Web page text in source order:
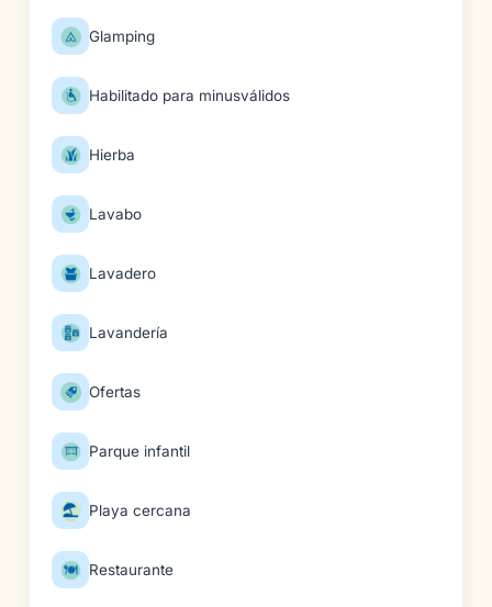
Glamping
Habilitado para minusválidos
Hierba
Lavabo
Lavadero
Lavandería
Ofertas
Parque infantil
Playa cercana
Restaurante